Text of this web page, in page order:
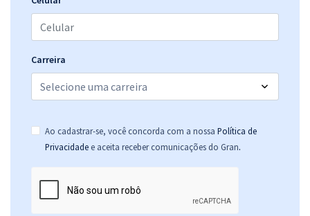
Carreira
Ao cadastrar-se, você concorda com a nossa Política de
Privacidade e aceita receber comunicações do Gran.